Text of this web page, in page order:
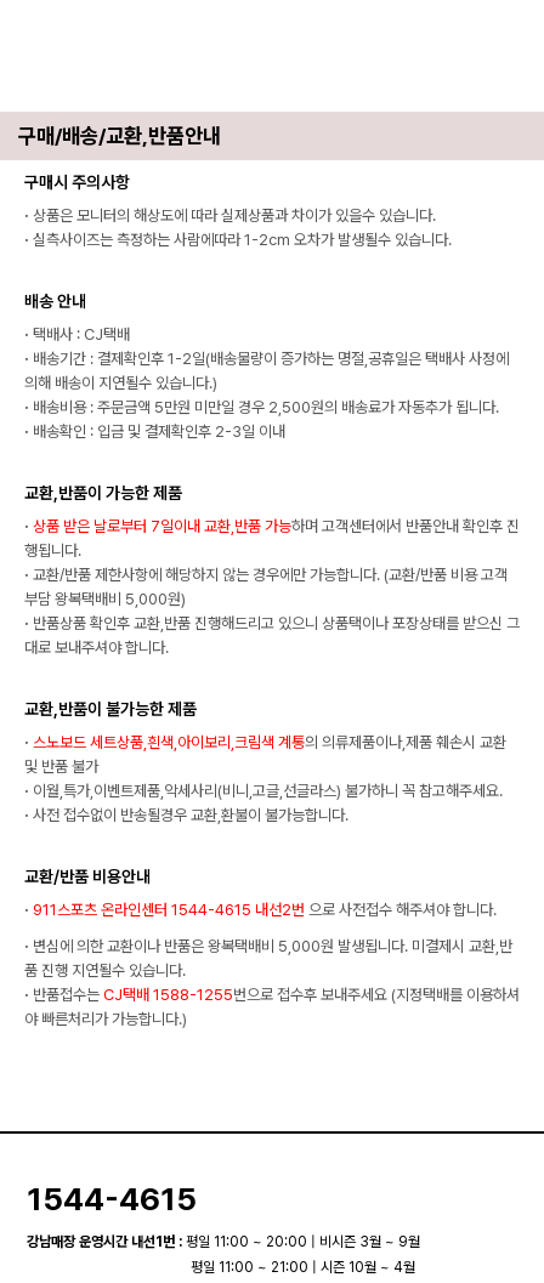
구매/배송/교환,반품안내
구매시 주의사항
· 상품은 모니터의 해상도에 따라 실제상품과 차이가 있을수 있습니다.
· 실측사이즈는 측정하는 사람에따라 1-2cm 오차가 발생될수 있습니다.
배송 안내
· 택배사 : CJ택배
· 배송기간 : 결제확인후 1-2일(배송물량이 증가하는 명절,공휴일은 택배사 사정에
의해 배송이 지연될수 있습니다.)
· 배송비용 : 주문금액 5만원 미만일 경우 2,500원의 배송료가 자동추가 됩니다.
· 배송확인 : 입금 및 결제확인후 2-3일 이내
교환,반품이 가능한 제품
· 상품 받은 날로부터 7일이내 교환,반품 가능하며 고객센터에서 반품안내 확인후 진
행됩니다.
· 교환/반품 제한사항에 해당하지 않는 경우에만 가능합니다. (교환/반품 비용 고객
부담 왕복택배비 5,000원)
· 반품상품 확인후 교환,반품 진행해드리고 있으니 상품택이나 포장상태를 받으신 그
대로 보내주셔야 합니다.
교환,반품이 불가능한 제품
· 스노보드 세트상품,흰색,아이보리,크림색 계통의 의류제품이나,제품 훼손시 교환
및 반품 불가
· 이월,특가,이벤트제품,악세사리(비니,고글,선글라스) 불가하니 꼭 참고해주세요.
· 사전 접수없이 반송될경우 교환,환불이 불가능합니다.
교환/반품 비용안내
· 911스포츠 온라인센터 1544-4615 내선2번 으로 사전접수 해주셔야 합니다.
· 변심에 의한 교환이나 반품은 왕복택배비 5,000원 발생됩니다. 미결제시 교환,반
품 진행 지연될수 있습니다.
· 반품접수는 CJ택배 1588-1255번으로 접수후 보내주세요 (지정택배를 이용하셔
야 빠른처리가 가능합니다.)
1544-4615
강남매장 운영시간 내선1번 : 평일 11:00 ~ 20:00 | 비시즌 3월 ~ 9월
평일 11:00 ~ 21:00 | 시즌 10월 ~ 4월